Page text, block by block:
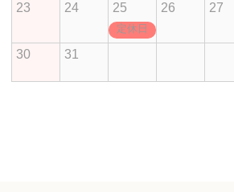
23 24 25
定休日
26 27
30 31